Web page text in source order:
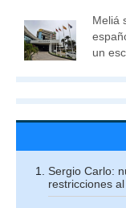
Meliá
un
Sergio Carlo:
restricciones